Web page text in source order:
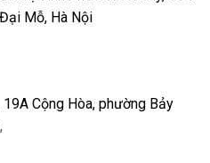
Mỗ, Hà Nội
19A Cộng Hòa, phường Bảy
,